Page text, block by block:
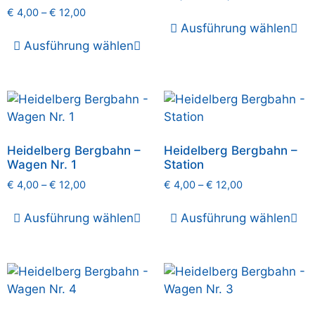
€ 4,00 –€ 12,00
Ausführung wählen
Ausführung wählen
Heidelberg Bergbahn –
Wagen Nr. 1
€ 4,00 –€ 12,00
Ausführung wählen
Heidelberg Bergbahn –
Station
€ 4,00–€ 12,00
Ausführung wählen